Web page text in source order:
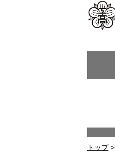
トップ>